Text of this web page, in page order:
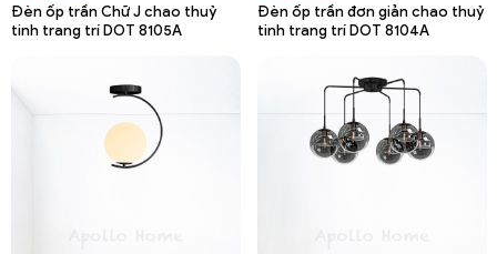
Đèn ốp trần Chữ J chao thuỷ
tinh trang trí DOT 8105A
Đèn ốp trần đơn giản chao thuỷ
tinh trang trí DOT 8104A